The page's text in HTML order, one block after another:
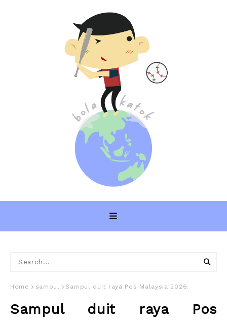
Home sampul Sampul duit raya Pos Malaysia 2026.
Sampul duit raya Pos